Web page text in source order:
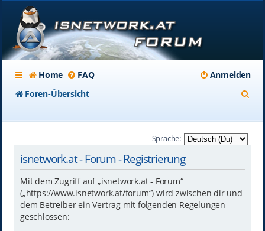
Home FAQ
Anmelden
Foren-Übersicht
Sprache:
isnetwork.at - Forum - Registrierung
Mit dem Zugriff auf „isnetwork.at - Forum“
(„https://www.isnetwork.at/forum“) wird zwischen dir und
dem Betreiber ein Vertrag mit folgenden Regelungen
geschlossen: